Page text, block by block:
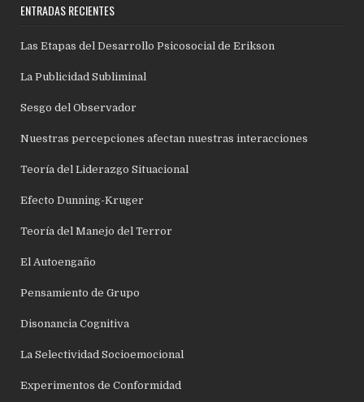
ENTRADAS RECIENTES
Las Etapas del Desarrollo Psicosocial de Erikson
La Publicidad Subliminal
Sesgo del Observador
Nuestras percepciones afectan nuestras interacciones
Teoría del Liderazgo Situacional
Efecto Dunning-Kruger
Teoría del Manejo del Terror
El Autoengaño
Pensamiento de Grupo
Disonancia Cognitiva
La Selectividad Socioemocional
Experimentos de Conformidad